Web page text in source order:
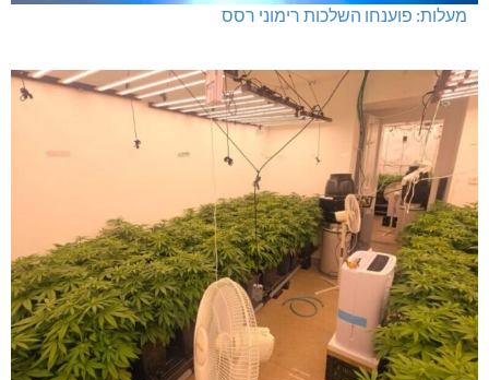
מעלות: פוענחו השלכות רימוני רסס